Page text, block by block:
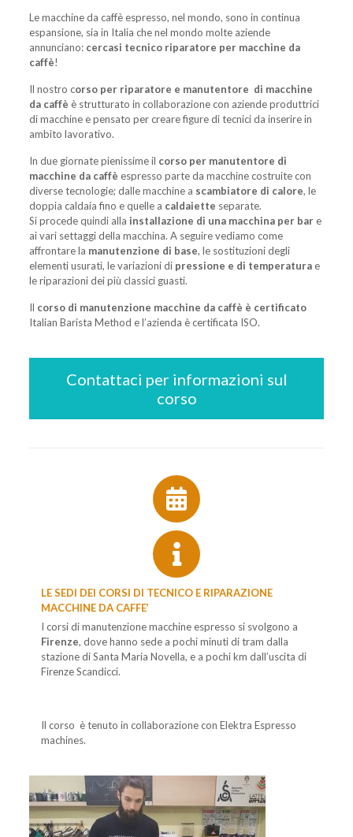
Le macchine da caffè espresso, nel mondo, sono in continua
espansione, sia in Italia che nel mondo molte aziende
annunciano: cercasi tecnico riparatore per macchine da
caffè!
Il nostro corso per riparatore e manutentore di macchine
da caffè è strutturato in collaborazione con aziende produttrici
di macchine e pensato per creare figure di tecnici da inserire in
ambito lavorativo.
In due giornate pienissime il corso per manutentore di
macchine da caffè espresso parte da macchine costruite con
diverse tecnologie; dalle macchine a scambiatore di calore, le
doppia caldaia fino e quelle a caldaiette separate.
Si procede quindi alla installazione di una macchina per bare
ai vari settaggi della macchina. A seguire vediamo come
affrontare la manutenzione di base, le sostituzioni degli
elementi usurati, le variazioni di pressione e di temperaturae
le riparazioni dei più classici guasti.
Il corso di manutenzione macchine da caffè è certificato
Italian Barista Method e l’azienda è certificata ISO.
Contattaci per informazioni sul
corso
LE SEDI DEI CORSI DI TECNICO E RIPARAZIONE
MACCHINE DA CAFFE’
I corsi di manutenzione macchine espresso si svolgono a
Firenze, dove hanno sede a pochi minuti di tram dalla
stazione di Santa Maria Novella, e a pochi km dall’uscita di
Firenze Scandicci.
Il corso è tenuto in collaborazione con Elektra Espresso
machines.